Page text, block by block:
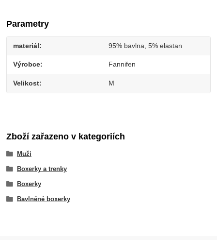
Parametry
materiál 95% bavlna, 5% elastan
Výrobce Fannifen
Velikost M
Zboží zařazeno v kategoriích
Muži
Boxerky a trenky
Boxerky
Bavlněné boxerky